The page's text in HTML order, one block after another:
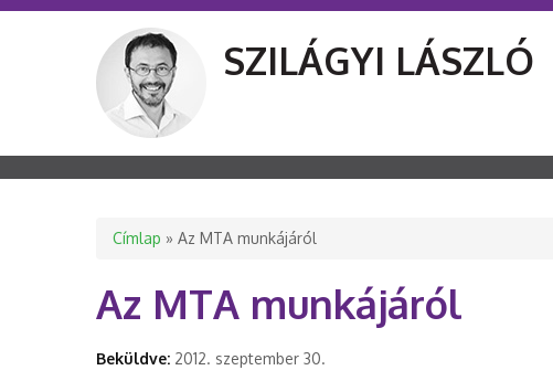
SZILÁGYI LÁSZLÓ
Jelenlegi hely
Címlap » Az MTA munkájáról
Az MTA munkájáról
Beküldve: 2012. szeptember 30.